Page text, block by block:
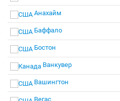
Анахайм
Баффало
Бостон
Ванкувер
Вашингтон
Вегас